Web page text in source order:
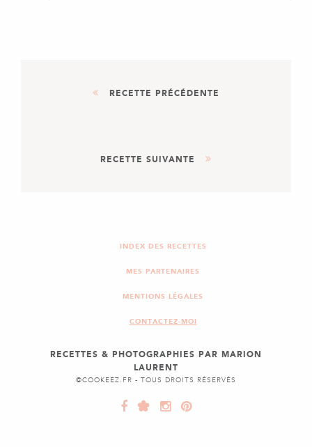
RECETTE PRÉCÉDENTE
POULET AU CARAMEL ET
RECETTE SUIVANTE
INDEX DES RECETTES
MES PARTENAIRES
MENTIONS LÉGALES
CONTACTEZ-MOI
RECETTES & PHOTOGRAPHIES PAR MARION
LAURENT
©COOKEEZ.FR - TOUS DROITS RÉSERVÉS